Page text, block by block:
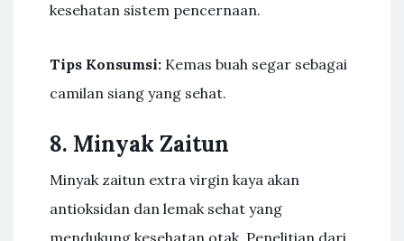
kesehatan sistem pencernaan.
Tips Konsumsi: Kemas buah segar sebagai
camilan siang yang sehat.
8. Minyak Zaitun
Minyak zaitun extra virgin kaya akan
antioksidan dan lemak sehat yang
mendukung kesehatan otak. Penelitian dari